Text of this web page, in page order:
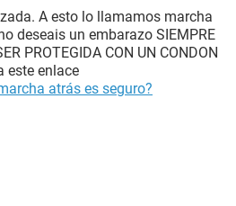
A esto lo llamamos marcha
deseais un embarazo SIEMPRE
PROTEGIDA CON UN CONDON
este enlace
atrás es seguro?